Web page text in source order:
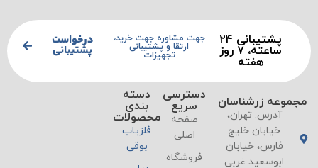
پشتیبانی ۲۴
ساعته، ۷ روز
هفته
جهت مشاوره جهت خرید،
ارتقا و پشتیبانی
تجهیزات
درخواست
پشتیبانی
مجموعه زرشناسان
آدرس: تهران،
خیابان خلیج
فارس، خیابان
ابوسعید غربی
دسترسی
سریع
صفحه
اصلی
فروشگاه
دسته
بندی
محصولات
فلزیاب
بوقی